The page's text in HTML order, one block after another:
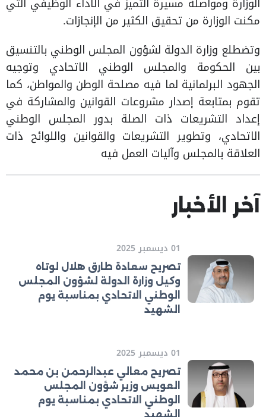
مكنت الوزارة من تحقيق الكثير من الإنجازات.
وتضطلع وزارة الدولة لشؤون المجلس الوطني بالتنسيق
بين الحكومة والمجلس الوطني الاتحادي وتوجيه
الجهود البرلمانية لما فيه مصلحة الوطن والمواطن، كما
تقوم بمتابعة إصدار مشروعات القوانين والمشاركة في
إعداد التشريعات ذات الصلة بدور المجلس الوطني
الاتحادي، وتطوير التشريعات والقوانين واللوائح ذات
العلاقة بالمجلس وآليات العمل فيه
آخر الأخبار
01 ديسمبر 2025
تصريح سعادة طارق هلال لوتاه
وكيل وزارة الدولة لشؤون المجلس
الوطني الاتحادي بمناسبة يوم
الشهيد
01 ديسمبر 2025
تصريح معالي عبدالرحمن بن محمد
العويس وزير شؤون المجلس
الوطني الاتحادي بمناسبة يوم
الشهيد